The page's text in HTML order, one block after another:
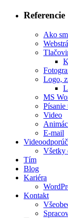
Referencie
Ako
Logo,
MS
Písanie
Video
E-mail
Všetky
Tím
Blog
Kariéra
Kontakt